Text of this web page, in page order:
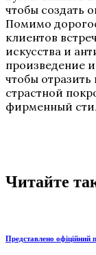
чтобы создать
Помимо
клиентов
искусства и
произведение
чтобы
страстной
фирменный
Читайте
Представлено